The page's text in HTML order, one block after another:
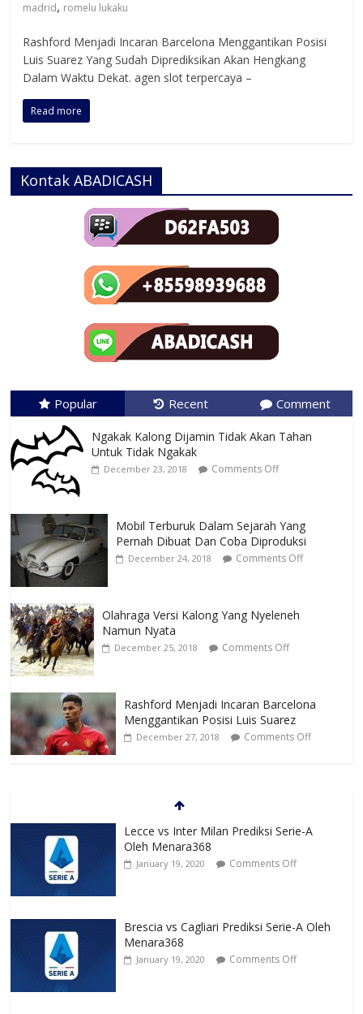
madrid, romelu lukaku
Rashford Menjadi Incaran Barcelona Menggantikan Posisi
Luis Suarez Yang Sudah Diprediksikan Akan Hengkang
Dalam Waktu Dekat. agen slot terpercaya –
Read more
Kontak ABADICASH
Popular Recent Comment
Ngakak Kalong Dijamin Tidak Akan Tahan
Untuk Tidak Ngakak
December 23, 2018 Comments Off
Mobil Terburuk Dalam Sejarah Yang
Pernah Dibuat Dan Coba Diproduksi
December 24, 2018 Comments Off
Olahraga Versi Kalong Yang Nyeleneh
Namun Nyata
December 25, 2018 Comments Off
Rashford Menjadi Incaran Barcelona
Menggantikan Posisi Luis Suarez
December 27, 2018 Comments Off
Lecce vs Inter Milan Prediksi Serie-A
Oleh Menara368
January 19, 2020 Comments Off
Brescia vs Cagliari Prediksi Serie-A Oleh
Menara368
January 19, 2020 Comments Off